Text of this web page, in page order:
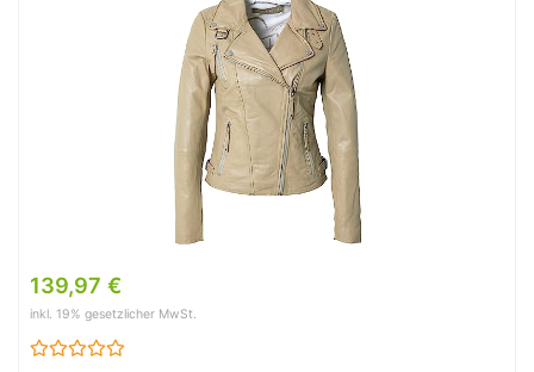
139,97 €
inkl. 19% gesetzlicher MwSt.